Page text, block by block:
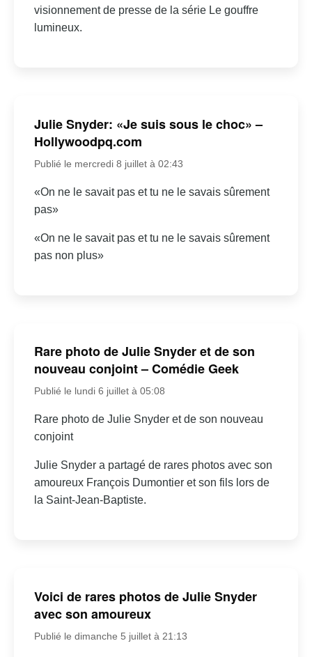
visionnement de presse de la série Le gouffre
lumineux.
Julie Snyder: «Je suis sous le choc» –
Hollywoodpq.com
Publié le mercredi 8 juillet à 02:43
«On ne le savait pas et tu ne le savais sûrement
pas»
«On ne le savait pas et tu ne le savais sûrement
pas non plus»
Rare photo de Julie Snyder et de son
nouveau conjoint – Comédie Geek
Publié le lundi 6 juillet à 05:08
Rare photo de Julie Snyder et de son nouveau
conjoint
Julie Snyder a partagé de rares photos avec son
amoureux François Dumontier et son fils lors de
la Saint-Jean-Baptiste.
Voici de rares photos de Julie Snyder
avec son amoureux
Publié le dimanche 5 juillet à 21:13